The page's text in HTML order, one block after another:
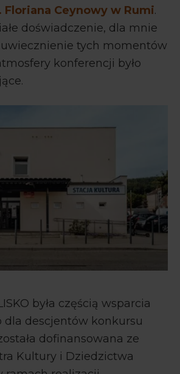
Ceynowy w Rumi.
doświadczenie, dla mnie
tych momentów
konferencji było
była częścią wsparcia
dla descjentów konkursu
dofinansowana ze
Kultury i Dziedzictwa